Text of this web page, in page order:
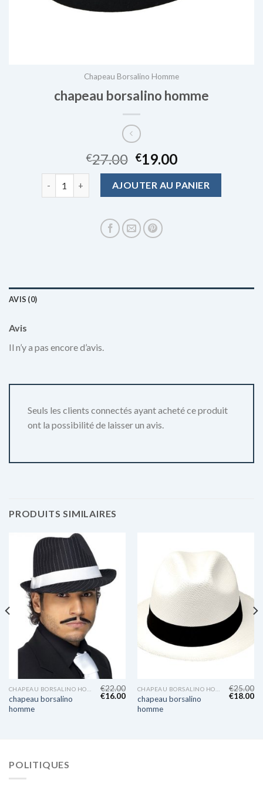
Chapeau Borsalino Homme
chapeau borsalino homme
€27.00 €19.00
quantité de chapeau borsalino homme
AJOUTER AU PANIER
AVIS (0)
Avis
Il n’y a pas encore d’avis.
Seuls les clients connectés ayant acheté ce produit
ont la possibilité de laisser un avis.
PRODUITS SIMILAIRES
chapeau borsalino
homme
€22.00
€16.00
chapeau borsalino
homme
€25.00
€18.00
POLITIQUES